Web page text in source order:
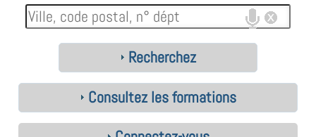
Recherchez
Consultez les formations